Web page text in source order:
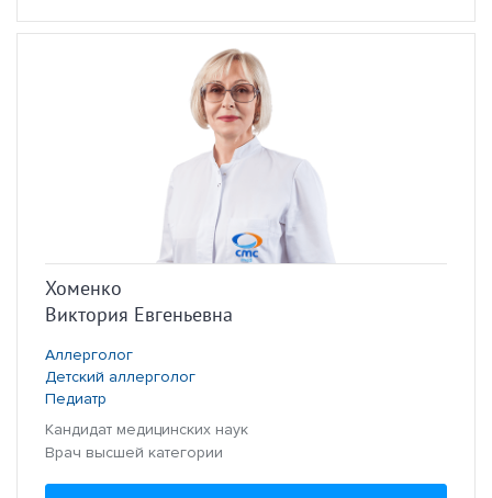
Хоменко
Виктория Евгеньевна
Аллерголог
Детский аллерголог
Педиатр
Кандидат медицинских наук
Врач высшей категории